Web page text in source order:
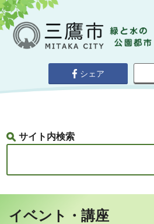
シェア
サイト内検索
イベント・講座